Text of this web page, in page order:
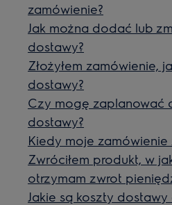
zamówienie?
Jak można dodać lub
dostawy?
Złożyłem zamówienie,
dostawy?
Czy mogę zaplanować
dostawy?
Kiedy moje zamówienie
Zwróciłem produkt, w
otrzymam zwrot
Jakie są koszty